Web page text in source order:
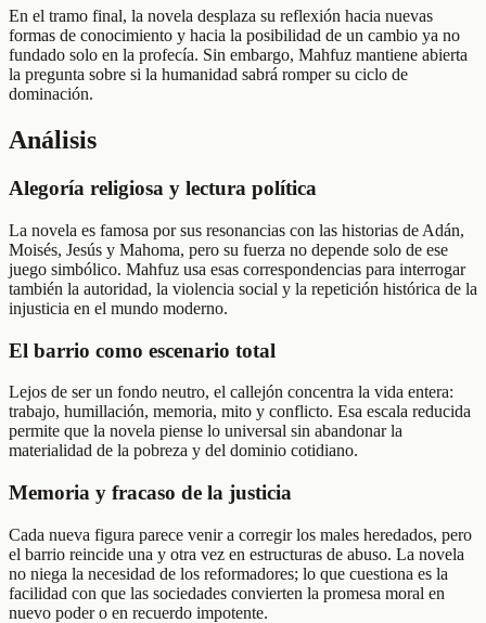
En el tramo final, la novela desplaza su reflexión hacia nuevas
formas de conocimiento y hacia la posibilidad de un cambio ya no
fundado solo en la profecía. Sin embargo, Mahfuz mantiene abierta
la pregunta sobre si la humanidad sabrá romper su ciclo de
dominación.
Análisis
Alegoría religiosa y lectura política
La novela es famosa por sus resonancias con las historias de Adán,
Moisés, Jesús y Mahoma, pero su fuerza no depende solo de ese
juego simbólico. Mahfuz usa esas correspondencias para interrogar
también la autoridad, la violencia social y la repetición histórica de la
injusticia en el mundo moderno.
El barrio como escenario total
Lejos de ser un fondo neutro, el callejón concentra la vida entera:
trabajo, humillación, memoria, mito y conflicto. Esa escala reducida
permite que la novela piense lo universal sin abandonar la
materialidad de la pobreza y del dominio cotidiano.
Memoria y fracaso de la justicia
Cada nueva figura parece venir a corregir los males heredados, pero
el barrio reincide una y otra vez en estructuras de abuso. La novela
no niega la necesidad de los reformadores; lo que cuestiona es la
facilidad con que las sociedades convierten la promesa moral en
nuevo poder o en recuerdo impotente.